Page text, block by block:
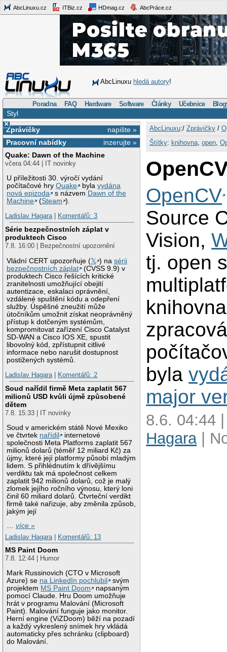
AbcLinuxu.cz ITBiz.cz HDmag.cz AbcPráce.cz
AbcLinuxu hledá autory!
Poradna FAQ Hardware Software Články Učebnice
Styl
×
napište »
Zprávičky
inzerujte »
Pracovní nabídky
Quake: Dawn of the Machine
včera 04:44 | IT novinky
U příležitosti 30. výročí vydání
počítačové hryQuake bylavydána
nová epizoda
s názvem Dawn of the
Machine
(Steam ).
Ladislav Hagara| Komentářů: 3
Série bezpečnostních záplat v
produktech Cisco
7.8. 16:00 | Bezpečnostní upozornění
Vládní CERT upozorňuje (𝕏 ) nasérii
bezpečnostních záplat
(CVSS 9.9) v
produktech Cisco řešících kritické
zranitelnosti umožňující obejití
autentizace, eskalaci oprávnění,
vzdálené spuštění kódu a odepření
služby. Úspěšné zneužití může
útočníkům umožnit získat neoprávněný
přístup k dotčeným systémům,
kompromitovat zařízení Cisco Catalyst
SD-WAN a Cisco IOS XE, spustit
libovolný kód, zpřístupnit citlivé
informace nebo narušit dostupnost
postižených systémů.
Ladislav Hagara| Komentářů: 2
Soud nařídil firmě Meta zaplatit 567
milionů USD kvůli újmě způsobené
dětem
7.8. 15:33 | IT novinky
Soud v americkém státě Nové Mexiko
ve čtvrtek nařídil
internetové
společnosti Meta Platforms zaplatit 567
milionů dolarů (téměř 12 miliard Kč) za
újmy, které její platformy působí mladým
lidem. S přihlédnutím k dřívějšímu
verdiktu tak má společnost celkem
zaplatit 942 milionů dolarů, což je malý
zlomek jejího ročního výnosu, který loni
činil 60 miliard dolarů. Čtvrteční verdikt
firmě také nařizuje, aby změnila způsob,
jakým její
…více »
Ladislav Hagara
Komentářů: 13
MS Paint Doom
7.8. 12:44 | Humor
Mark Russinovich (CTO v Microsoft
Azure) se na LinkedIn pochlubil
svým
projektem MS Paint Doom
napsaným
pomocí Claude. Hru Doom umožňuje
hrát v programu Malování (Microsoft
Paint). Malování funguje jako monitor.
Herní engine (ViZDoom) běží na pozadí
a každý vykreslený snímek hry vkládá
automaticky přes schránku (clipboard)
do Malování.
AbcLinuxu:/ Zprávičky/
Štítky: knihovna, open,
OpenCV
Source
Vision,
tj. open
byla
major
8.6. 04:44
Hagara|